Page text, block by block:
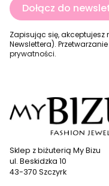
Dołącz do
Zapisując się, akceptujesz
Newslettera).
prywatności.
Sklep z biżuterią My Bizu
ul. Beskidzka 10
43-370 Szczyrk